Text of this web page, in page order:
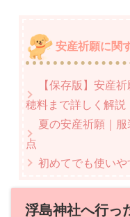
安産祈願に関
【保存版】安産
穂料まで詳しく解説
夏の安産祈願｜
点
初めてでも使い
浮島神社へ行っ